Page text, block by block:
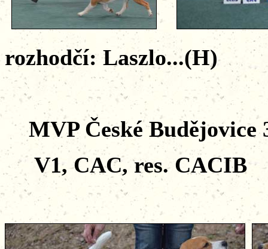
rozhodčí: Laszlo...(H)
MVP České Budějovice
V1, CAC, res. CACIB